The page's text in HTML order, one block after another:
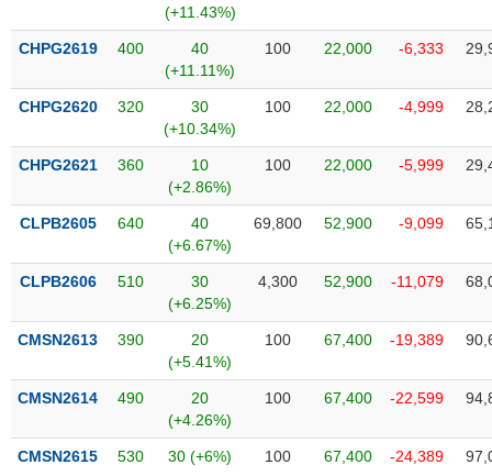
(+11.43%)
CHPG2619 400
40
(+11.11%)
100 22,000 -6,333
CHPG2620 320
30
(+10.34%)
100 22,000 -4,999
CHPG2621 360
10
(+2.86%)
100 22,000 -5,999
CLPB2605 640
40
(+6.67%)
69,800 52,900 -9,099
CLPB2606 510
30
(+6.25%)
4,300 52,900 -11,079
CMSN2613 390
20
(+5.41%)
100 67,400 -19,389
CMSN2614 490
20
(+4.26%)
100 67,400 -22,599
CMSN2615 530 30 (+6%) 100 67,400 -24,389
Mã
chứng
(-)
Cổ phiếu Chỉ số
đạo
(-)
Tất cả Người nội bộ Người liên quan Cổ đông lớn
Tin
tức
của